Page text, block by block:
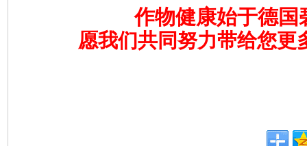
作物健康始于德国
愿我们共同努力带给您更